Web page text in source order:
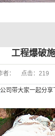
工程爆破
者： 点击： 219
公司带大家一起分享